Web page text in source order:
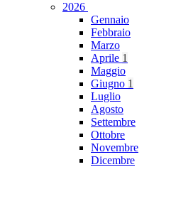
2026
Gennaio
Febbraio
Marzo
Aprile 1
Maggio
Giugno 1
Luglio
Agosto
Settembre
Ottobre
Novembre
Dicembre